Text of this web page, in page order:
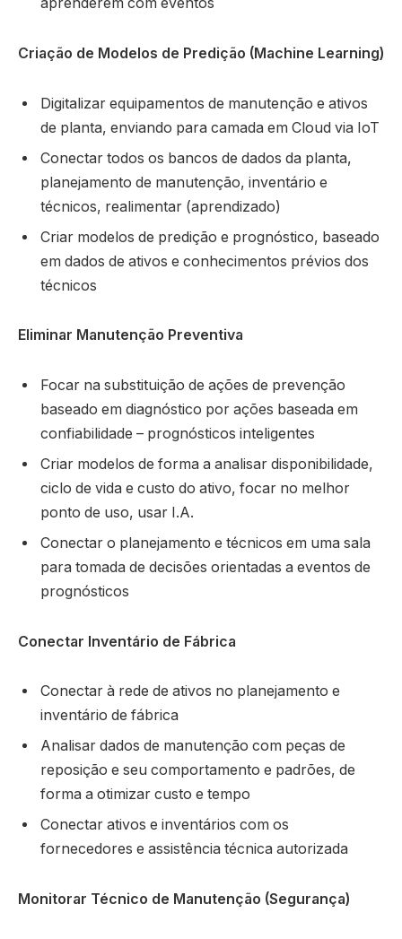
Criação de Modelos de Predição (Machine Learning)
Digitalizar equipamentos de manutenção e ativos
de planta, enviando para camada em Cloud via IoT
Conectar todos os bancos de dados da planta,
planejamento de manutenção, inventário e
técnicos, realimentar (aprendizado)
Criar modelos de predição e prognóstico, baseado
em dados de ativos e conhecimentos prévios dos
técnicos
Eliminar Manutenção Preventiva
Focar na substituição de ações de prevenção
baseado em diagnóstico por ações baseada em
confiabilidade – prognósticos inteligentes
Criar modelos de forma a analisar disponibilidade,
ciclo de vida e custo do ativo, focar no melhor
ponto de uso, usar I.A.
Conectar o planejamento e técnicos em uma sala
para tomada de decisões orientadas a eventos de
prognósticos
Conectar Inventário de Fábrica
Conectar à rede de ativos no planejamento e
inventário de fábrica
Analisar dados de manutenção com peças de
reposição e seu comportamento e padrões, de
forma a otimizar custo e tempo
Conectar ativos e inventários com os
fornecedores e assistência técnica autorizada
Monitorar Técnico de Manutenção (Segurança)